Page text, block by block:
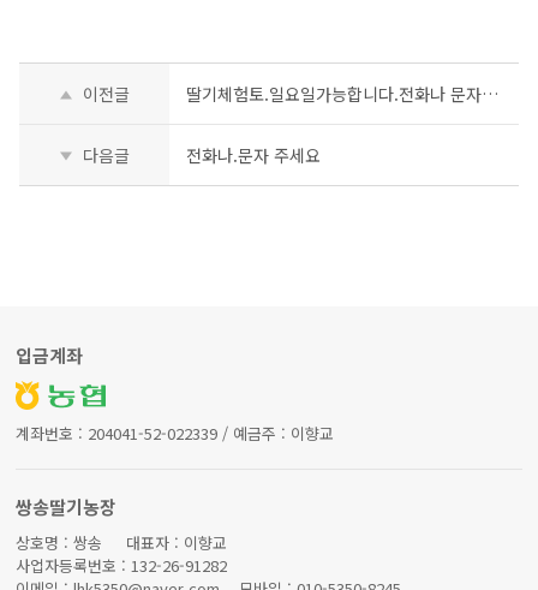
이전글 딸기체험토.일요일가능합니다.전화나 문자보내주세요
다음글 전화나.문자 주세요
입금계좌
계좌번호 : 204041-52-022339 / 예금주 : 이향교
쌍송딸기농장
상호명 : 쌍송 대표자 : 이향교
사업자등록번호 : 132-26-91282